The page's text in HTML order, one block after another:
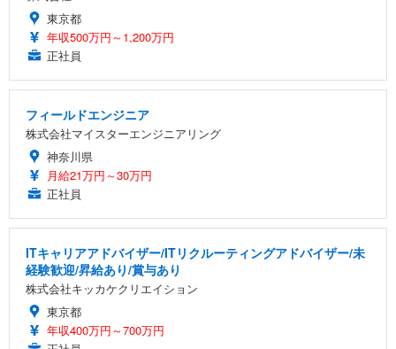
東京都
年収500万円～1,200万円
正社員
フィールドエンジニア
株式会社マイスターエンジニアリング
神奈川県
月給21万円～30万円
正社員
ITキャリアアドバイザー/ITリクルーティングアドバイザー/未
経験歓迎/昇給あり/賞与あり
株式会社キッカケクリエイション
東京都
年収400万円～700万円